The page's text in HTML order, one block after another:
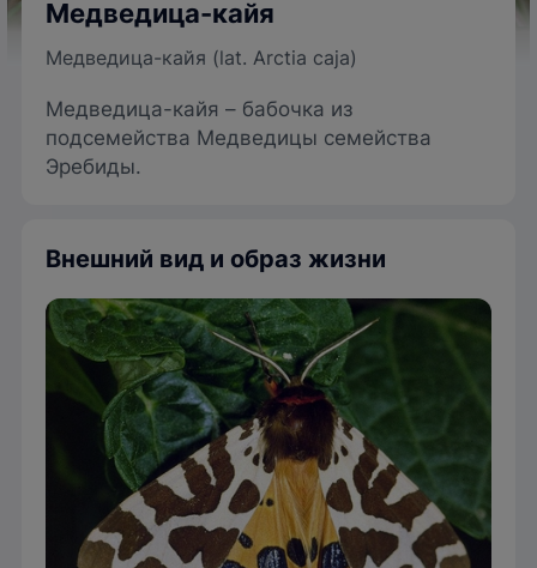
Медведица-кайя
Медведица-кайя (lat. Arctia caja)
Медведица-кайя – бабочка из
подсемейства Медведицы семейства
Эребиды.
Внешний вид и образ жизни